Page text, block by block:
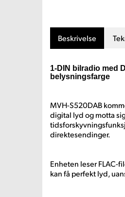
Beskrivelse
1-DIN bilradio med
belysningsfarge
MVH-S520DAB
digital lyd og motta
direktesendinger.
Enheten leser FLAC-
kan få perfekt lyd,